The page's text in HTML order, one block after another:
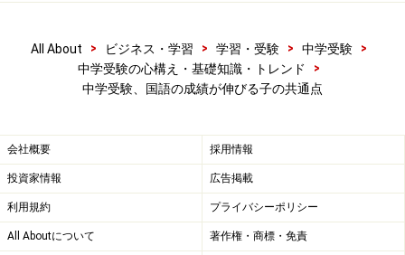
All About > ビジネス・学習 > 学習・受験 > 中学受験
>
中学受験の心構え・基礎知識・トレンド
>
中学受験、国語の成績が伸びる子の共通点
会社概要 採用情報
投資家情報 広告掲載
利用規約 プライバシーポリシー
All Aboutについて 著作権・商標・免責